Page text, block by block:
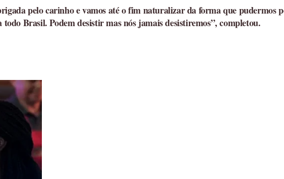
pelo carinho e vamos até o fim naturalizar da forma que pudermos
Brasil. Podem desistir mas nós jamais desistiremos”, completou.